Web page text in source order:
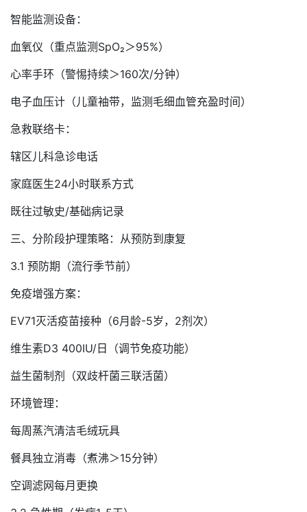
智能监测设备：
血氧仪（重点监测SpO₂＞95%）
心率手环（警惕持续＞160次/分钟）
电子血压计（儿童袖带，监测毛细血管充盈时间）
急救联络卡：
辖区儿科急诊电话
家庭医生24小时联系方式
既往过敏史/基础病记录
三、分阶段护理策略：从预防到康复
3.1 预防期（流行季节前）
免疫增强方案：
EV71灭活疫苗接种（6月龄-5岁，2剂次）
维生素D3 400IU/日（调节免疫功能）
益生菌制剂（双歧杆菌三联活菌）
环境管理：
每周蒸汽清洁毛绒玩具
餐具独立消毒（煮沸＞15分钟）
空调滤网每月更换